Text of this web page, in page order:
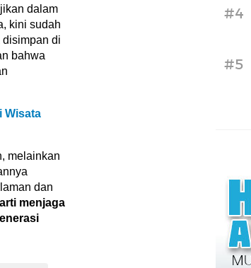
dalam
kini sudah
disimpan di
bahwa
Wisata
melainkan
dan
menjaga
#4
#5